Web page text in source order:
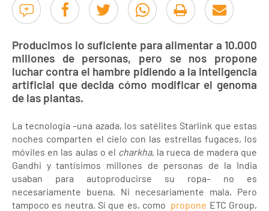
Producimos lo suficiente para alimentar a 10.000
millones de personas, pero se nos propone
luchar contra el hambre pidiendo a la inteligencia
artificial que decida cómo modificar el genoma
de las plantas.
La tecnología –una azada, los satélites Starlink que estas
noches comparten el cielo con las estrellas fugaces, los
móviles en las aulas o el charkha, la rueca de madera que
Gandhi y tantísimos millones de personas de la India
usaban para autoproducirse su ropa– no es
necesariamente buena. Ni necesariamente mala. Pero
tampoco es neutra. Sí que es, como propone ETC Group,